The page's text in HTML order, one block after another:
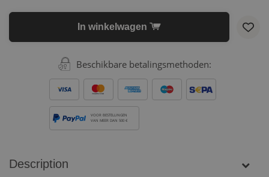
In winkelwagen
Beschikbare betalingsmethoden:
VOOR BESTELLINGEN
VAN MEER DAN 500 €
Description